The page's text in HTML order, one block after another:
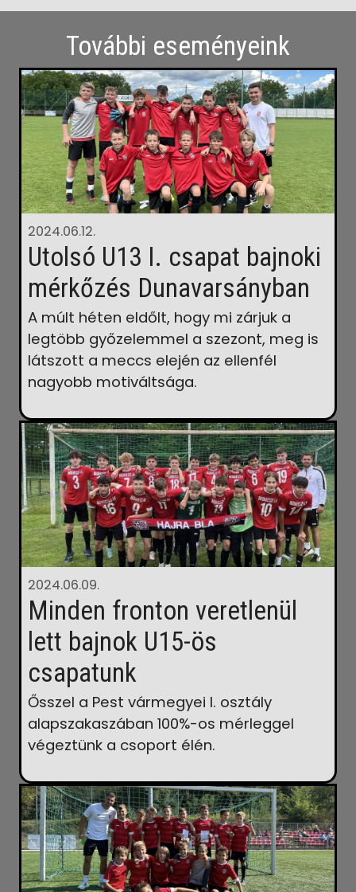
További eseményeink
2024.06.12.
Utolsó U13 I. csapat bajnoki
mérkőzés Dunavarsányban
A múlt héten eldőlt, hogy mi zárjuk a
legtöbb győzelemmel a szezont, meg is
látszott a meccs elején az ellenfél
nagyobb motiváltsága.
2024.06.09.
Minden fronton veretlenül
lett bajnok U15-ös
csapatunk
Ősszel a Pest vármegyei I. osztály
alapszakaszában 100%-os mérleggel
végeztünk a csoport élén.